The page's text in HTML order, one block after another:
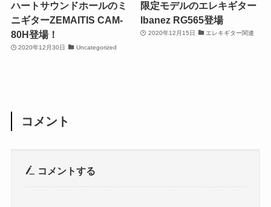
ハートサウンドホールのミ
ニギターZEMAITIS CAM-
80H登場！
2020年12月30日 Uncategorized
限定モデルのエレキギター
Ibanez RG565登場
2020年12月15日 エレキギター関連
コメント
コメントする